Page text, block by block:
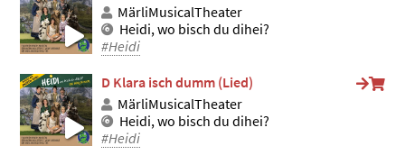
MärliMusicalTheater
Heidi, wo bisch du dihei?
#Heidi
D Klara isch dumm (Lied)
MärliMusicalTheater
Heidi, wo bisch du dihei?
#Heidi